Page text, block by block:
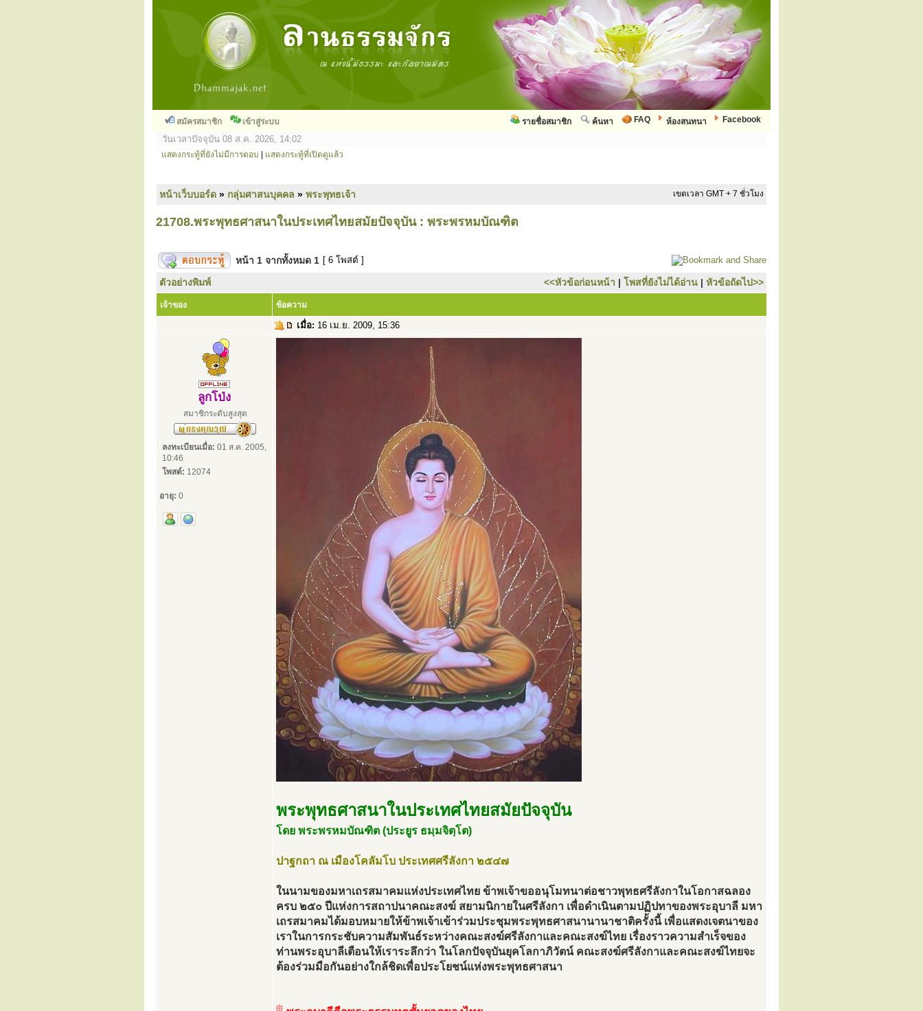
สมัครสมาชิก เข้าสู่ระบบ Facebook
ห้องสนทนา
FAQ
ค้นหา
รายชื่อสมาชิก
วันเวลาปัจจุบัน 08 ส.ค. 2026, 14:02
แสดงกระทู้ที่ยังไม่มีการตอบ แสดงกระทู้ที่เปิดดูแล้ว
หน้าเว็บบอร์ด » กลุ่มศาสนบุคคล » พระพุทธเจ้า เขตเวลา GMT + 7 ชั่วโมง
21708.พระพุทธศาสนาในประเทศไทยสมัยปัจจุบัน : พระพรหมบัณฑิต
หน้า 1 จากทั้งหมด 1 [ 6 โพสต์ ]
ตัวอย่างพิมพ์ <<หัวข้อก่อนหน้า | โพสที่ยังไม่ได้อ่าน | หัวข้อถัดไป>>
เจ้าของ ข้อความ
เมื่อ: 16 เม.ย. 2009, 15:36
ลูกโป่ง
สมาชิกระดับสูงสุด
ลงทะเบียนเมื่อ: 01 ส.ค. 2005,
10:46
โพสต์: 12074
อายุ: 0
พระพุทธศาสนาในประเทศไทยสมัยปัจจุบัน
โดย พระพรหมบัณฑิต (ประยูร ธมฺมจิตฺโต)
ปาฐกถา ณ เมืองโคลัมโบ ประเทศศรีลังกา ๒๕๔๗
ในนามของมหาเถรสมาคมแห่งประเทศไทย ข้าพเจ้าขออนุโมทนาต่อชาวพุทธศรีลังกาในโอกาสฉลอง
ครบ ๒๕๐ ปีแห่งการสถาปนาคณะสงฆ์ สยามนิกายในศรีลังกา เพื่อดำเนินตามปฏิปทาของพระอุบาลี มหา
เถรสมาคมได้มอบหมายให้ข้าพเจ้าเข้าร่วมประชุมพระพุทธศาสนานานาชาติครั้งนี้ เพื่อแสดงเจตนาของ
เราในการกระชับความสัมพันธ์ระหว่างคณะสงฆ์ศรีลังกาและคณะสงฆ์ไทย เรื่องราวความสำเร็จของ
ท่านพระอุบาลีเตือนให้เราระลึกว่า ในโลกปัจจุบันยุคโลกาภิวัตน์ คณะสงฆ์ศรีลังกาและคณะสงฆ์ไทยจะ
ต้องร่วมมือกันอย่างใกล้ชิดเพื่อประโยชน์แห่งพระพุทธศาสนา